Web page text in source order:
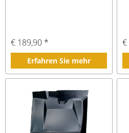
€ 189,90 *
Erfahren Sie mehr
€